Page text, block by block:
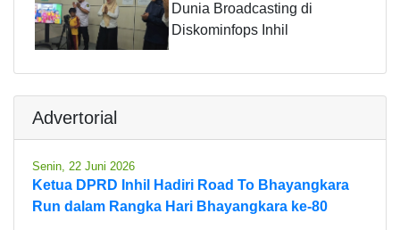
Dunia Broadcasting di
Diskominfops Inhil
Advertorial
Senin, 22 Juni 2026
Ketua DPRD Inhil Hadiri Road To Bhayangkara
Run dalam Rangka Hari Bhayangkara ke-80